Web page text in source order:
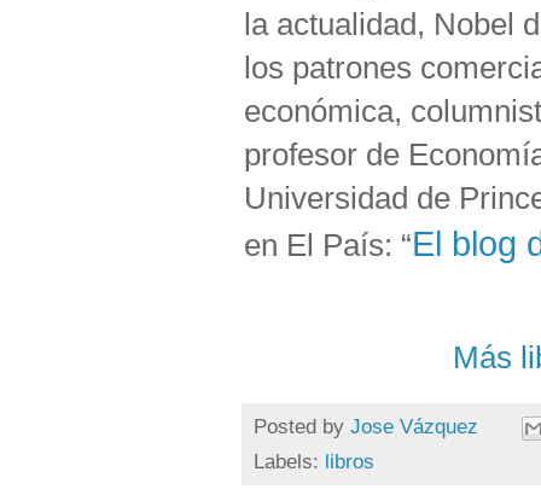
la actualidad, Nobel
los patrones
económica,
profesor de
Universidad de
en El País: “El blog
Más
Posted by Jose Vázquez
Labels: libros